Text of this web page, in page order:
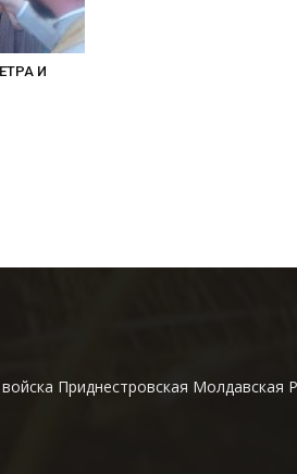
И
Приднестровская Молдавская